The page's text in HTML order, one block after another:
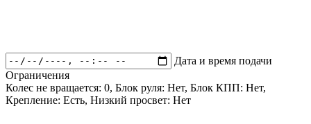
Дата и время подачи
Ограничения
Колес не вращается: 0, Блок руля: Нет, Блок КПП: Нет,
Крепление: Есть, Низкий просвет: Нет